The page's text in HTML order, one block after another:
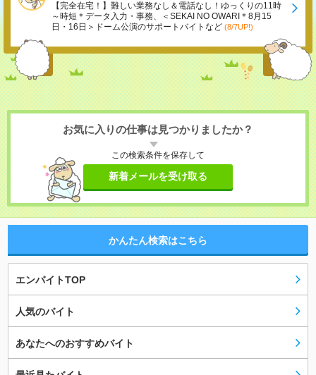
【完全在宅！】難しい業務なし＆電話なし！ゆっくりの11時
～時短＊データ入力・事務、＜SEKAI NO OWARI＊8月15
日・16日＞ドーム公演のサポートバイトなど (8/7UP!)
お気に入りの仕事は見つかりましたか？
この検索条件を保存して
新着メールを受け取る
かんたん検索はこちら
エンバイトTOP
人気のバイト
あなたへのおすすめバイト